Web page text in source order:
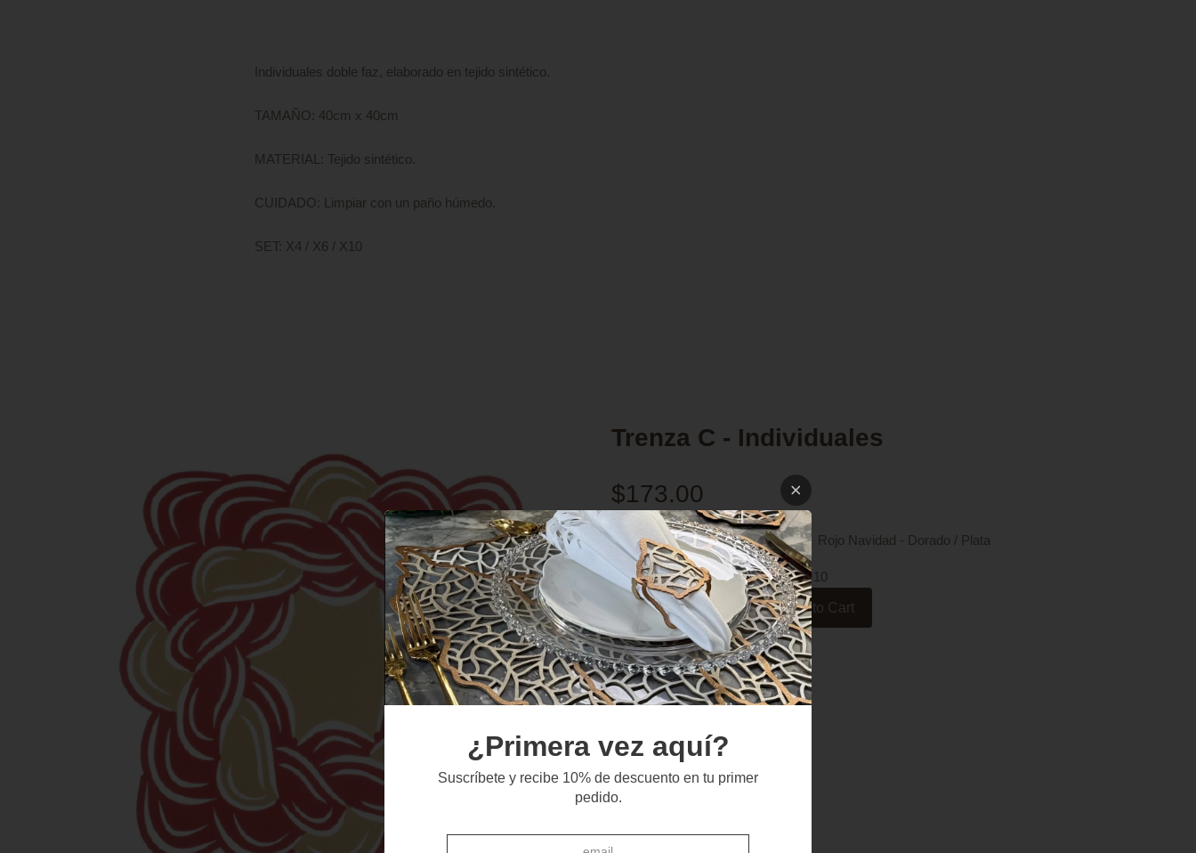
Individuales doble faz, elaborado en tejido sintético.
TAMAÑO: 40cm x 40cm
MATERIAL: Tejido sintético.
CUIDADO: Limpiar con un paño húmedo.
SET: X4 / X6 / X10
Trenza C - Individuales
$173.00
Color Verde - Plata / Dorado Rojo Navidad - Dorado / Plata
Set x4 Set x6 Set x10
Add to Cart
¿Primera vez aquí?
Suscríbete y recibe 10% de descuento en tu primer
pedido.